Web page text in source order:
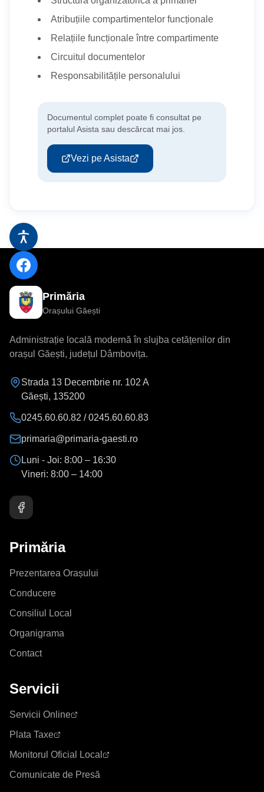
Atribuțiile compartimentelor funcționale
Relațiile funcționale între compartimente
Circuitul documentelor
Responsabilitățile personalului
Documentul complet poate fi consultat pe
portalul Asista sau descărcat mai jos.
Vezi pe Asista
Primăria
Orașului Găești
Administrație locală modernă în slujba cetățenilor din
orașul Găești, județul Dâmbovița.
Strada 13 Decembrie nr. 102 A
Găești, 135200
0245.60.60.82 / 0245.60.60.83
primaria@primaria-gaesti.ro
Luni - Joi: 8:00 – 16:30
Vineri: 8:00 – 14:00
Primăria
Prezentarea Orașului
Conducere
Consiliul Local
Organigrama
Contact
Servicii
Servicii Online
Plata Taxe
Monitorul Oficial Local
Comunicate de Presă